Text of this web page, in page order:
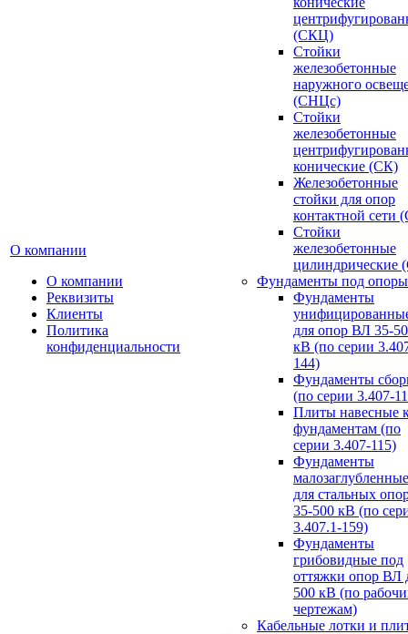
О компании
О компании
Реквизиты
Клиенты
Политика
конфиденциальности
(СКЦ)
Стойки
железобетонные
наружного
(СНЦс)
Стойки
железобетонные
конические (СК)
Железобетонные
стойки для опор
контактной сети
Стойки
железобетонные
цилиндрические
Фундаменты под опоры
Фундаменты
для опор ВЛ 35-
кВ (по серии
144)
Фундаменты
(по серии 3.407-
Плиты навесные
фундаментам (по
серии 3.407-115)
Фундаменты
малозаглубленные
для стальных
35-500 кВ (по
3.407.1-159)
Фундаменты
грибовидные под
оттяжки опор ВЛ
500 кВ (по
чертежам)
Кабельные лотки и